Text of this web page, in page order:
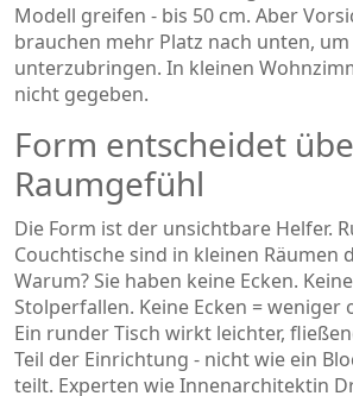
Modell greifen - bis 50 cm. Aber
brauchen mehr Platz nach unten, um
unterzubringen. In kleinen
nicht gegeben.
Form entscheidet
Raumgefühl
Die Form ist der unsichtbare Helfer.
Couchtische sind in kleinen Räumen
Warum? Sie haben keine Ecken.
Stolperfallen. Keine Ecken = weniger
Ein runder Tisch wirkt leichter,
Teil der Einrichtung - nicht wie ein
teilt. Experten wie Innenarchitektin